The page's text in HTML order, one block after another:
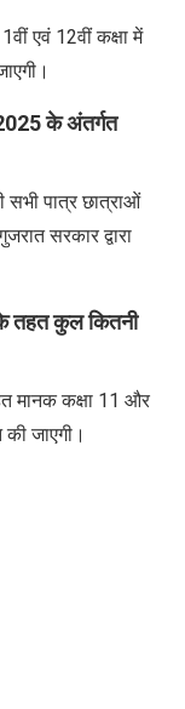
एवं 12वीं कक्षा में
के अंतर्गत
सभी पात्र छात्राओं
सरकार द्वारा
के तहत कुल कितनी
मानक कक्षा 11 और
जाएगी।